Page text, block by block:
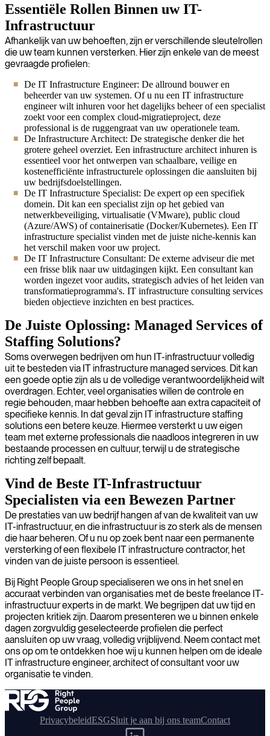
Essentiële Rollen Binnen uw IT-
Infrastructuur
Afhankelijk van uw behoeften, zijn er verschillende sleutelrollen
die uw team kunnen versterken. Hier zijn enkele van de meest
gevraagde profielen:
De IT Infrastructure Engineer: De allround bouwer en
beheerder van uw systemen. Of u nu een IT infrastructure
engineer wilt inhuren voor het dagelijks beheer of een specialist
zoekt voor een complex cloud-migratieproject, deze
professional is de ruggengraat van uw operationele team.
De Infrastructure Architect: De strategische denker die het
grotere geheel overziet. Een infrastructure architect inhuren is
essentieel voor het ontwerpen van schaalbare, veilige en
kostenefficiënte infrastructurele oplossingen die aansluiten bij
uw bedrijfsdoelstellingen.
De IT Infrastructure Specialist: De expert op een specifiek
domein. Dit kan een specialist zijn op het gebied van
netwerkbeveiliging, virtualisatie (VMware), public cloud
(Azure/AWS) of containerisatie (Docker/Kubernetes). Een IT
infrastructure specialist vinden met de juiste niche-kennis kan
het verschil maken voor uw project.
De IT Infrastructure Consultant: De externe adviseur die met
een frisse blik naar uw uitdagingen kijkt. Een consultant kan
worden ingezet voor audits, strategisch advies of het leiden van
transformatieprogramma's. IT infrastructure consulting services
bieden objectieve inzichten en best practices.
De Juiste Oplossing: Managed Services of
Staffing Solutions?
Soms overwegen bedrijven om hun IT-infrastructuur volledig
uit te besteden via IT infrastructure managed services. Dit kan
een goede optie zijn als u de volledige verantwoordelijkheid wilt
overdragen. Echter, veel organisaties willen de controle en
regie behouden, maar hebben behoefte aan extra capaciteit of
specifieke kennis. In dat geval zijn IT infrastructure staffing
solutions een betere keuze. Hiermee versterkt u uw eigen
team met externe professionals die naadloos integreren in uw
bestaande processen en cultuur, terwijl u de strategische
richting zelf bepaalt.
Vind de Beste IT-Infrastructuur
Specialisten via een Bewezen Partner
De prestaties van uw bedrijf hangen af van de kwaliteit van uw
IT-infrastructuur, en die infrastructuur is zo sterk als de mensen
die haar beheren. Of u nu op zoek bent naar een permanente
versterking of een flexibele IT infrastructure contractor, het
vinden van de juiste persoon is essentieel.
Bij Right People Group specialiseren we ons in het snel en
accuraat verbinden van organisaties met de beste freelance IT-
infrastructuur experts in de markt. We begrijpen dat uw tijd en
projecten kritiek zijn. Daarom presenteren we u binnen enkele
dagen zorgvuldig geselecteerde profielen die perfect
aansluiten op uw vraag, volledig vrijblijvend. Neem contact met
ons op om te ontdekken hoe wij u kunnen helpen om de ideale
IT infrastructure engineer, architect of consultant voor uw
organisatie te vinden.
PrivacybeleidESGSluit je aan bij ons teamContact